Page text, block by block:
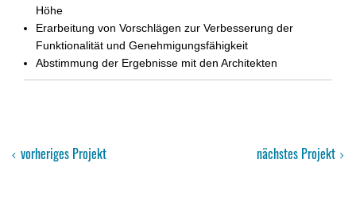
Höhe
Erarbeitung von Vorschlägen zur Verbesserung der
Funktionalität und Genehmigungsfähigkeit
Abstimmung der Ergebnisse mit den Architekten
vorheriges Projekt nächstes Projekt